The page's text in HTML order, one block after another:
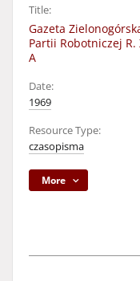
Title:
Gazeta
Partii Robotniczej R.
A
Date:
1969
Resource Type:
czasopisma
More